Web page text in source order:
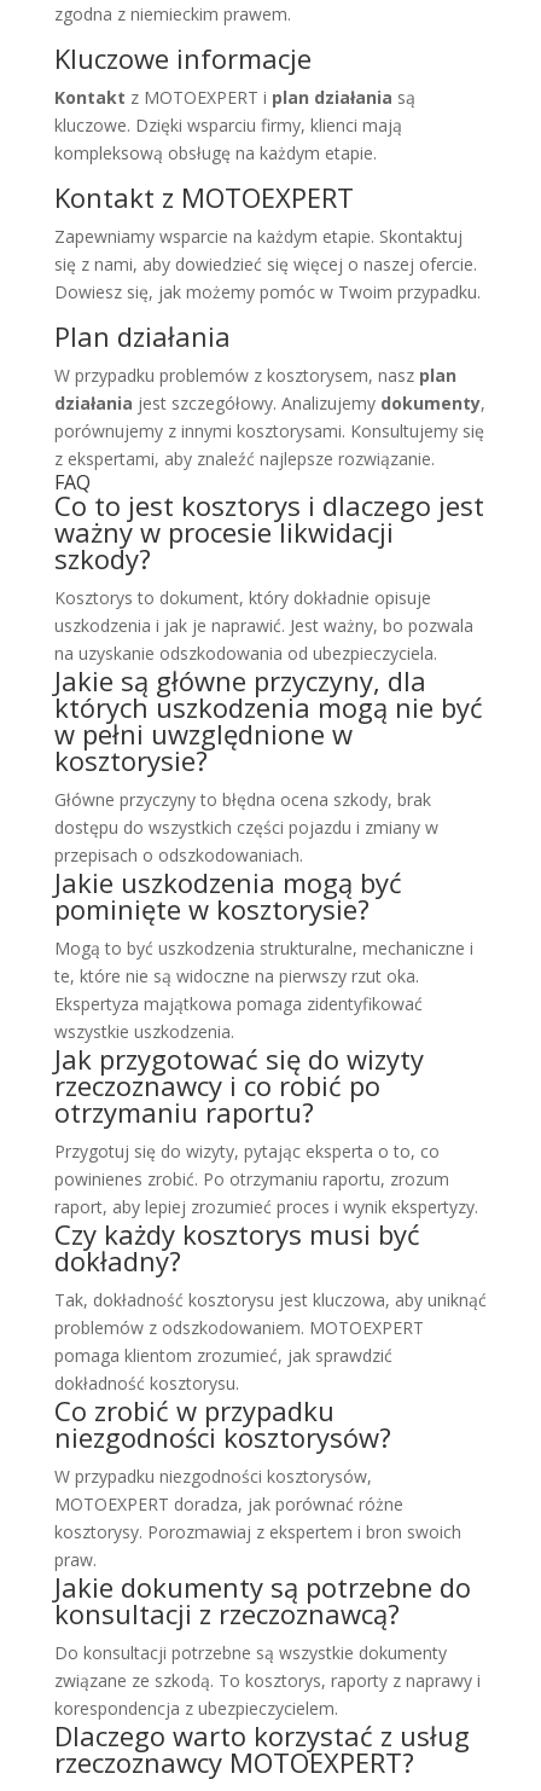
zgodna z niemieckim prawem.
Kluczowe informacje
Kontakt z MOTOEXPERT i plan działania są
kluczowe. Dzięki wsparciu firmy, klienci mają
kompleksową obsługę na każdym etapie.
Kontakt z MOTOEXPERT
Zapewniamy wsparcie na każdym etapie. Skontaktuj
się z nami, aby dowiedzieć się więcej o naszej ofercie.
Dowiesz się, jak możemy pomóc w Twoim przypadku.
Plan działania
W przypadku problemów z kosztorysem, nasz plan
działania jest szczegółowy. Analizujemy dokumenty,
porównujemy z innymi kosztorysami. Konsultujemy się
z ekspertami, aby znaleźć najlepsze rozwiązanie.
FAQ
Co to jest kosztorys i dlaczego jest
ważny w procesie likwidacji
szkody?
Kosztorys to dokument, który dokładnie opisuje
uszkodzenia i jak je naprawić. Jest ważny, bo pozwala
na uzyskanie odszkodowania od ubezpieczyciela.
Jakie są główne przyczyny, dla
których uszkodzenia mogą nie być
w pełni uwzględnione w
kosztorysie?
Główne przyczyny to błędna ocena szkody, brak
dostępu do wszystkich części pojazdu i zmiany w
przepisach o odszkodowaniach.
Jakie uszkodzenia mogą być
pominięte w kosztorysie?
Mogą to być uszkodzenia strukturalne, mechaniczne i
te, które nie są widoczne na pierwszy rzut oka.
Ekspertyza majątkowa pomaga zidentyfikować
wszystkie uszkodzenia.
Jak przygotować się do wizyty
rzeczoznawcy i co robić po
otrzymaniu raportu?
Przygotuj się do wizyty, pytając eksperta o to, co
powinienes zrobić. Po otrzymaniu raportu, zrozum
raport, aby lepiej zrozumieć proces i wynik ekspertyzy.
Czy każdy kosztorys musi być
dokładny?
Tak, dokładność kosztorysu jest kluczowa, aby uniknąć
problemów z odszkodowaniem. MOTOEXPERT
pomaga klientom zrozumieć, jak sprawdzić
dokładność kosztorysu.
Co zrobić w przypadku
niezgodności kosztorysów?
W przypadku niezgodności kosztorysów,
MOTOEXPERT doradza, jak porównać różne
kosztorysy. Porozmawiaj z ekspertem i bron swoich
praw.
Jakie dokumenty są potrzebne do
konsultacji z rzeczoznawcą?
Do konsultacji potrzebne są wszystkie dokumenty
związane ze szkodą. To kosztorys, raporty z naprawy i
korespondencja z ubezpieczycielem.
Dlaczego warto korzystać z usług
rzeczoznawcy MOTOEXPERT?